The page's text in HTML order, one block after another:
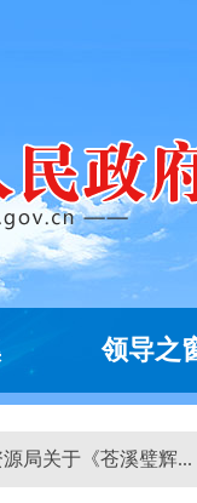
领导之
局关于《苍溪璧辉...